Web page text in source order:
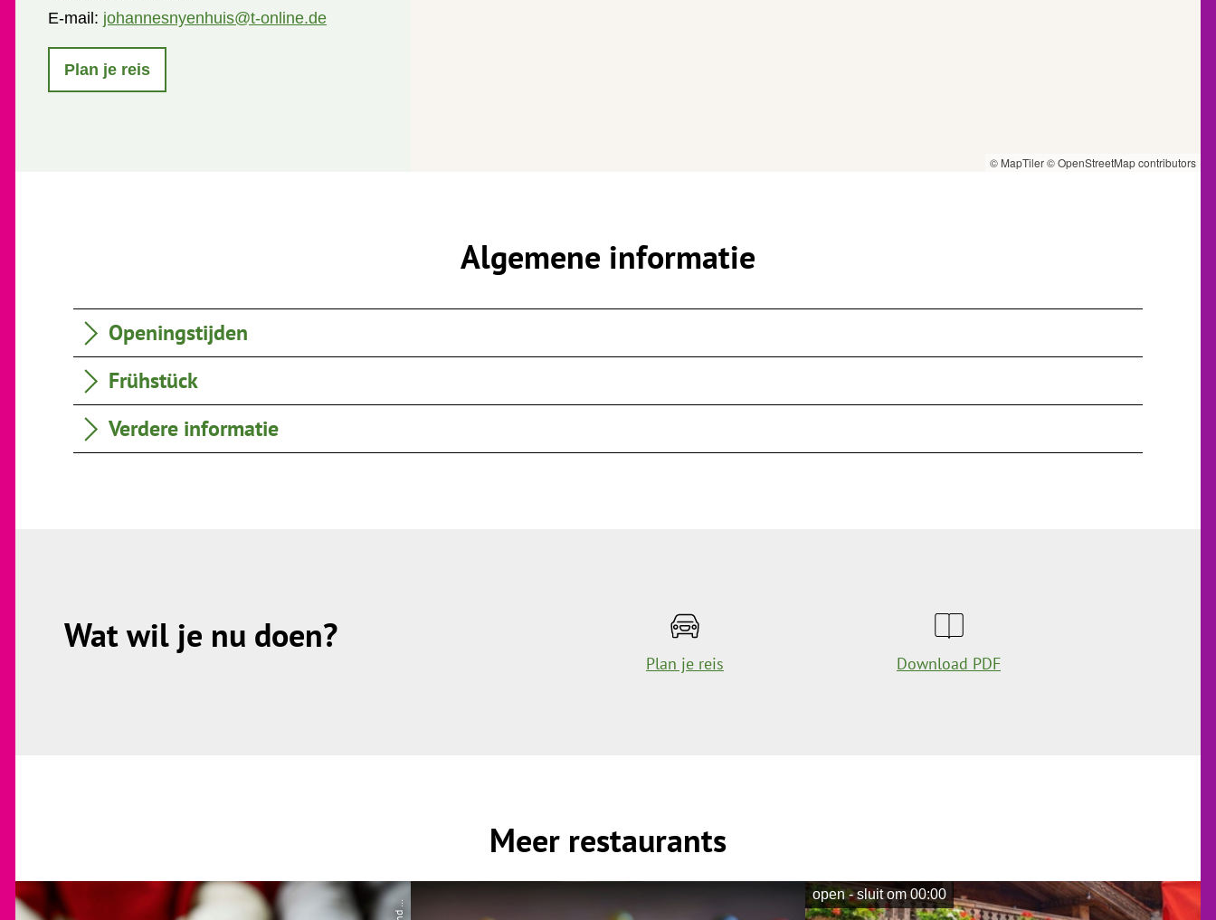
E-mail: johannesnyenhuis@t-online.de
Plan je reis
© MapTiler© OpenStreetMap contributors
Algemene informatie
Openingstijden
Frühstück
Verdere informatie
Wat wil je nu doen?
Plan je reis Download PDF
Meer restaurants
open - sluit om 00:00